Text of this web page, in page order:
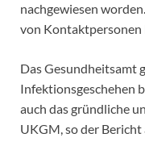
nachgewiesen
von Kontaktpersonen
Das Gesundheitsamt
Infektionsgeschehen
auch das gründliche
UKGM, so der